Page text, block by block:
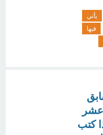
يأتي
فيها
عشر
كتب